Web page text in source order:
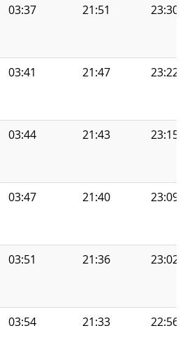
03:37 21:51 23:30
03:41 21:47 23:22
03:44 21:43 23:15
03:47 21:40 23:09
03:51 21:36 23:02
03:54 21:33 22:56